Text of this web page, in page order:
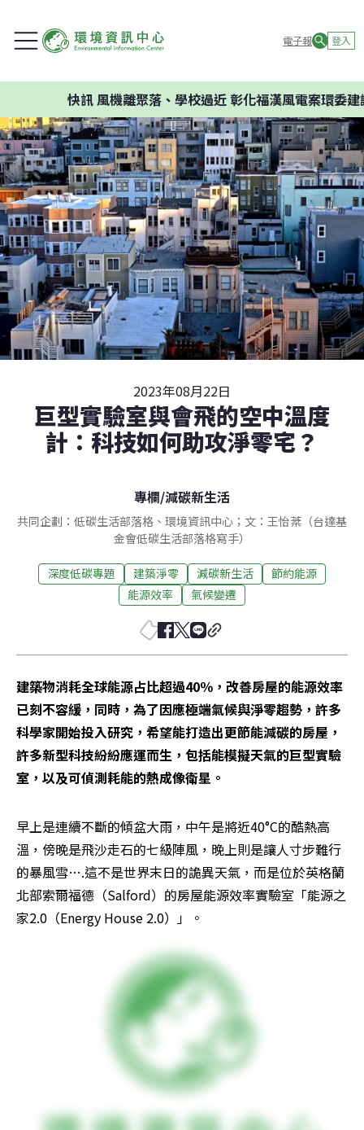
電子報 登入
風機離聚落、學校過近 彰化福漢風電案環委建議不
2023年08月22日
巨型實驗室與會飛的空中溫度
計：科技如何助攻淨零宅？
專欄/減碳新生活
共同企劃：低碳生活部落格、環境資訊中心；文：王怡棻（台達基
金會低碳生活部落格寫手）
深度低碳專題 建築淨零 減碳新生活
節約能源
能源效率
氣候變遷
建築物消耗全球能源占比超過40％，改善房屋的能源效率
已刻不容緩，同時，為了因應極端氣候與淨零趨勢，許多
科學家開始投入研究，希望能打造出更節能減碳的房屋，
許多新型科技紛紛應運而生，包括能模擬天氣的巨型實驗
室，以及可偵測耗能的熱成像衛星。
早上是連續不斷的傾盆大雨，中午是將近40°C的酷熱高
溫，傍晚是飛沙走石的七級陣風，晚上則是讓人寸步難行
的暴風雪….這不是世界末日的詭異天氣，而是位於英格蘭
北部索爾福德（Salford）的房屋能源效率實驗室「能源之
家2.0（Energy House 2.0）」。